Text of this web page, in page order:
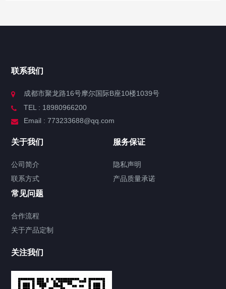
联系我们
成都市聚龙路16号摩尔国际B座10楼1039号
TEL : 18980966200
Email : 773233688@qq.com
关于我们
公司简介
联系方式
服务保证
隐私声明
产品质量承诺
常见问题
合作流程
关于产品定制
关注我们